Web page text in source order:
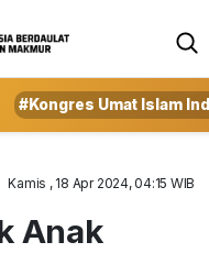
#Kongres Umat Islam
Kamis , 18 Apr 2024, 04:15 WIB
Anak